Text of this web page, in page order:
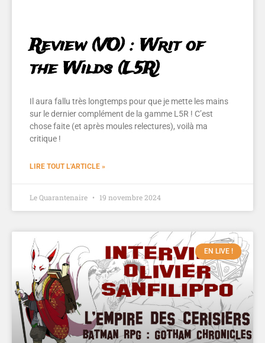
Review (VO) : Writ of
the Wilds (L5R)
Il aura fallu très longtemps pour que je mette les mains
sur le dernier complément de la gamme L5R ! C’est
chose faite (et après moules relectures), voilà ma
critique !
LIRE TOUT L'ARTICLE »
Le Quarantenaire 19 novembre 2024
EN LIVE !